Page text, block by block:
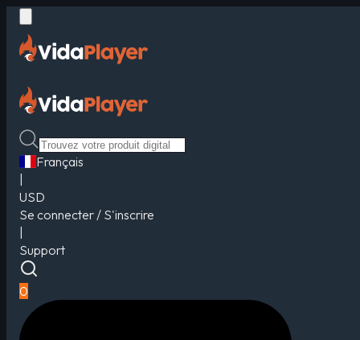
Français
USD
Se connecter / S'inscrire
Support
0